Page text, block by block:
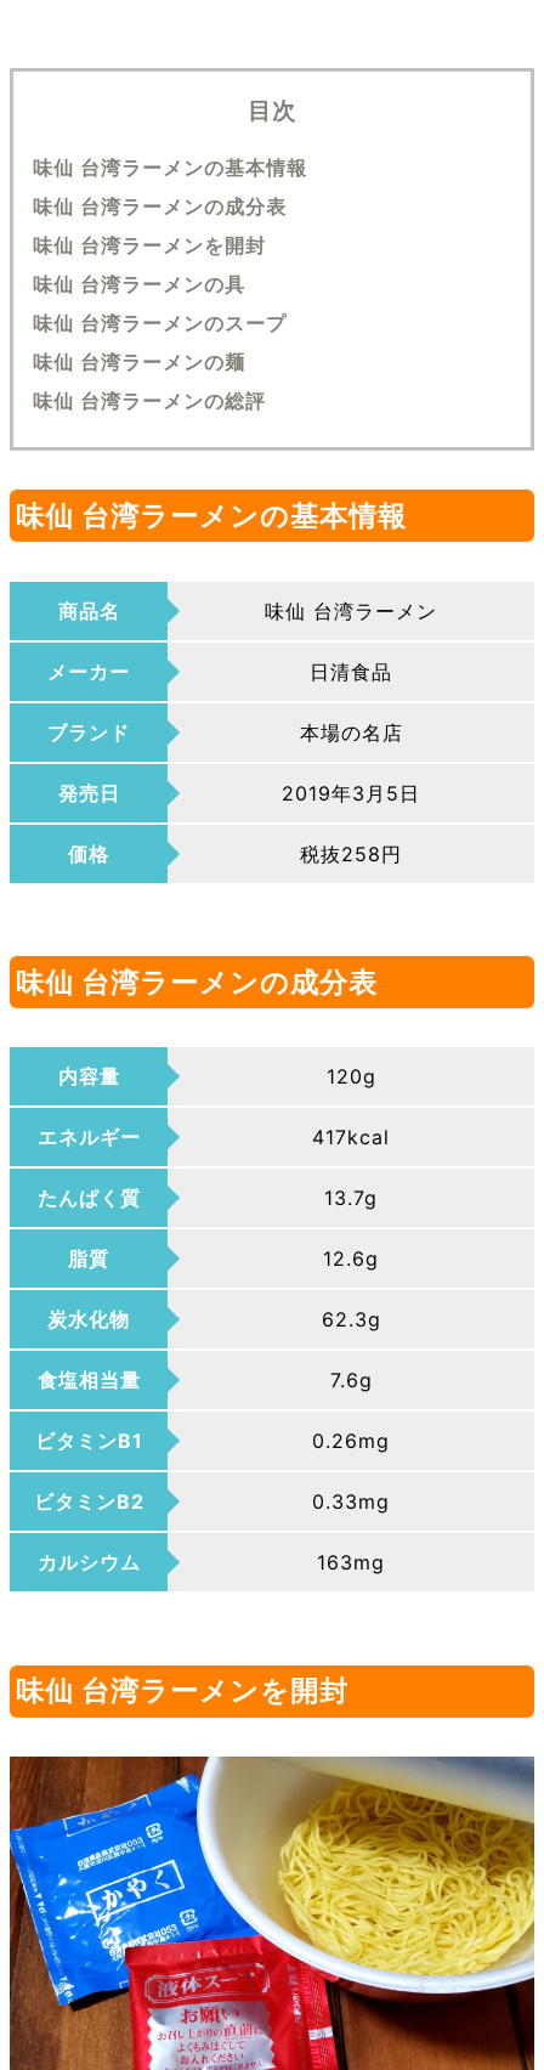
目次
味仙 台湾ラーメンの基本情報
味仙 台湾ラーメンの成分表
味仙 台湾ラーメンを開封
味仙 台湾ラーメンの具
味仙 台湾ラーメンのスープ
味仙 台湾ラーメンの麺
味仙 台湾ラーメンの総評
味仙 台湾ラーメンの基本情報
商品名 味仙 台湾ラーメン
メーカー 日清食品
ブランド 本場の名店
発売日 2019年3月5日
価格 税抜258円
味仙 台湾ラーメンの成分表
内容量 120g
エネルギー 417kcal
たんぱく質 13.7g
脂質 12.6g
炭水化物 62.3g
食塩相当量 7.6g
ビタミンB1 0.26mg
ビタミンB2 0.33mg
カルシウム 163mg
味仙 台湾ラーメンを開封